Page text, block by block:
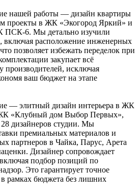
нашей работы — дизайн квартиры
проекты в ЖК «Экогород Яркий» и
ПСК-6. Мы детально изучили
включая расположение инженерных
позволяет избежать переделок при
закупает всё
производителей, исключая
ваш бюджет на этапе
— элитный дизайн интерьера в ЖК
«Клубный дом Выбор Первых»,
дизайнеров студии. Мы
премиальных материалов и
партнеров в Чайка, Парус, Арета
Дизайнер сопровождает
подбор позиций по
Это гарантирует точное
рамках бюджета без лишних